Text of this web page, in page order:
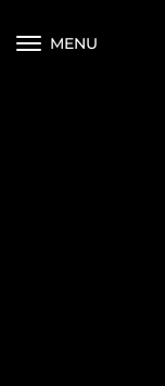
MENU